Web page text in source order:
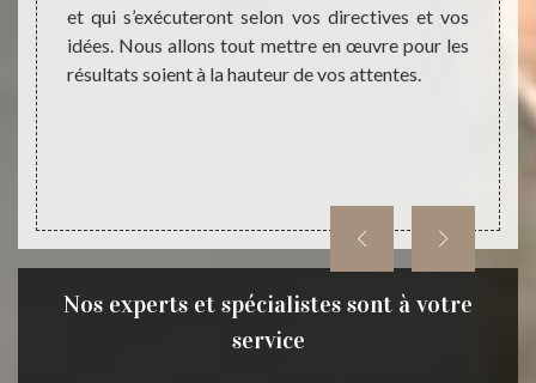
69
une
et qui s’exécuteront selon vos directives et vos
idées. Nous allons tout mettre en œuvre pour les
résultats soient à la hauteur de vos attentes.
plus
Nos experts et spécialistes sont à votre
service